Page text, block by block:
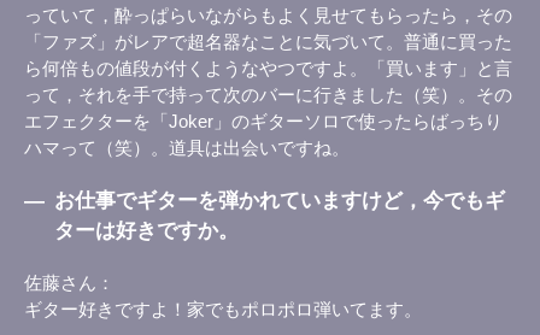
っていて，酔っぱらいながらもよく見せてもらったら，その
「ファズ」がレアで超名器なことに気づいて。普通に買った
ら何倍もの値段が付くようなやつですよ。「買います」と言
って，それを手で持って次のバーに行きました（笑）。その
エフェクターを「Joker」のギターソロで使ったらばっちり
ハマって（笑）。道具は出会いですね。
― お仕事でギターを弾かれていますけど，今でもギ
ターは好きですか。
佐藤さん
ギター好きですよ！家でもポロポロ弾いてます。